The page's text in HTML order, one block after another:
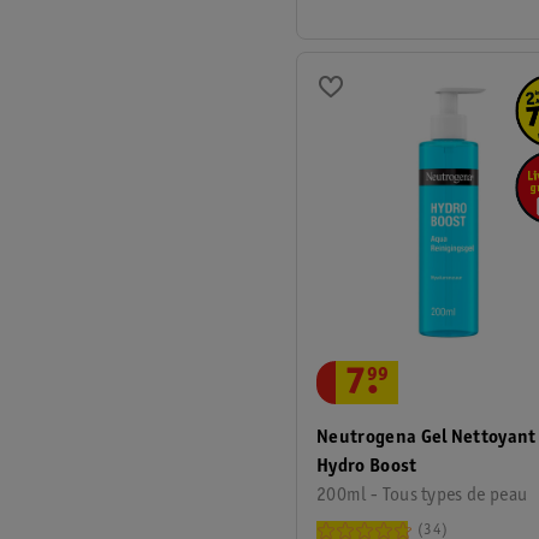
Neutrogena Gel Nettoyant
Hydro Boost
200ml - Tous types de peau
7.
99
34